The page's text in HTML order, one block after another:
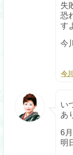
失
恐
す
今
今
い
あ
6
明